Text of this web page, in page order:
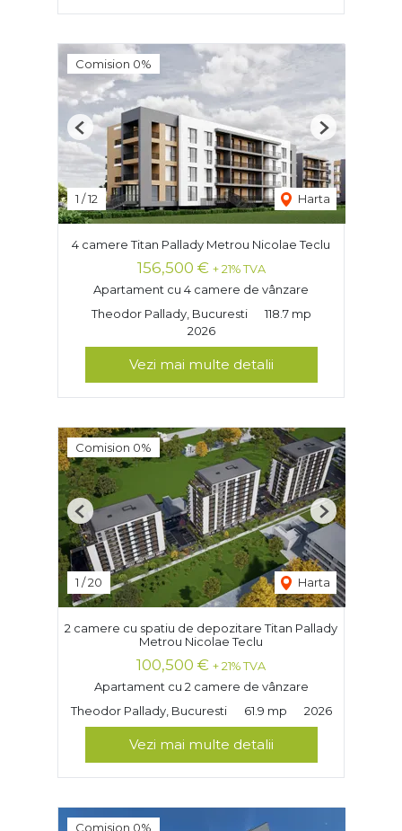
Comision 0%
1 /12 Harta
Previous Next
4 camere Titan Pallady Metrou Nicolae Teclu
156,500 € + 21% TVA
Apartament cu 4 camere de vânzare
Theodor Pallady, Bucuresti
118.7 mp
2026
Vezi mai multe detalii
Comision 0%
1 /20 Harta
Previous Next
2 camere cu spatiu de depozitare Titan Pallady
Metrou Nicolae Teclu
100,500 € + 21% TVA
Apartament cu 2 camere de vânzare
Theodor Pallady, Bucuresti
61.9 mp 2026
Vezi mai multe detalii
Comision 0%